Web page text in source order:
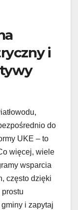
i
do
UKE – to
więcej, wiele
wsparcia
często dzięki
i zapytaj